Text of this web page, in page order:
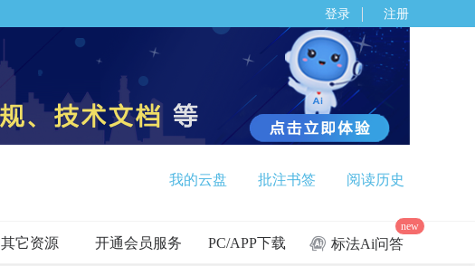
登录 注册
我的云盘 批注书签 阅读历史
其它资源 开通会员服务 PC/APP下载 标法Ai问答
new